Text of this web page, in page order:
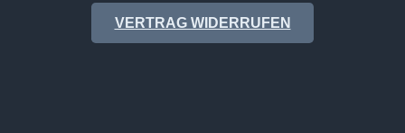
VERTRAG WIDERRUFEN